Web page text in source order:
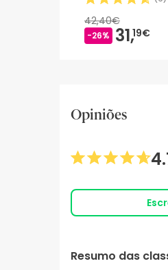
42,40€
-26% 31,19€
Opiniões
Resumo das